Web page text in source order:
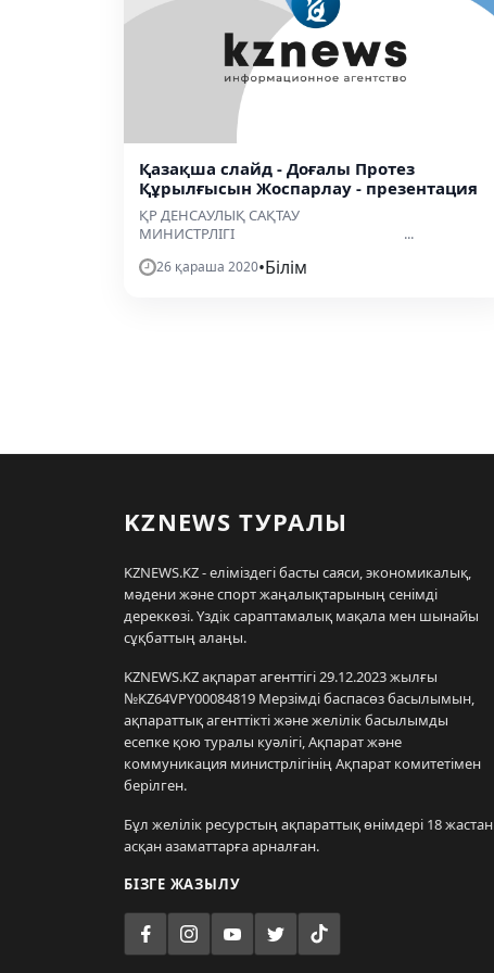
Қазақша слайд - Доғалы Протез
Құрылғысын Жоспарлау - презентация
ҚР ДЕНСАУЛЫҚ САҚТАУ
МИНИСТРЛІГІ ...
26 қараша 2020•Білім
KZNEWS ТУРАЛЫ
KZNEWS.KZ - еліміздегі басты саяси, экономикалық,
мәдени және спорт жаңалықтарының сенімді
дереккөзі. Үздік сараптамалық мақала мен шынайы
сұқбаттың алаңы.
KZNEWS.KZ ақпарат агенттігі 29.12.2023 жылғы
№KZ64VPY00084819 Мерзімді баспасөз басылымын,
ақпараттық агенттікті және желілік басылымды
есепке қою туралы куәлігі, Ақпарат және
коммуникация министрлігінің Ақпарат комитетімен
берілген.
Бұл желілік ресурстың ақпараттық өнімдері 18 жастан
асқан азаматтарға арналған.
БІЗГЕ ЖАЗЫЛУ